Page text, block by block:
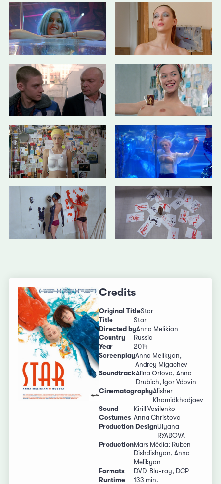
Credits
Original TitleStar
Title
Star
Directed byAnna Melikian
Country
Russia
Year
2014
ScreenplayAnna Melikyan,
Andrey Migachev
SoundtrackAlina Orlova, Anna
Drubich, Igor Vdovin
CinematographyAlisher
Khamidkhodjaev
Sound
Kirill Vasilenko
Costumes Anna Christova
Production DesignUlyana
RYABOVA
ProductionMars Média; Ruben
Dishdishyan, Anna
Melikyan
Formats
DVD, Blu-ray, DCP
Runtime
133 min.